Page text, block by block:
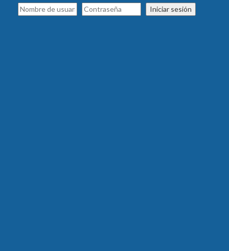
Iniciar sesión